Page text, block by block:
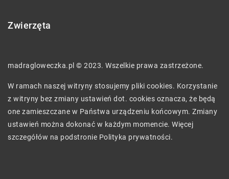
Zwierzęta
madragloweczka.pl © 2023. Wszelkie prawa zastrzeżone.
W ramach naszej witryny stosujemy pliki cookies. Korzystanie
z witryny bez zmiany ustawień dot. cookies oznacza, że będą
one zamieszczane w Państwa urządzeniu końcowym. Zmiany
ustawień można dokonać w każdym momencie. Więcej
szczegółów na podstronie Polityka prywatności.